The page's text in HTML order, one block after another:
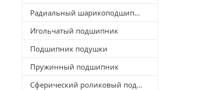
Радиальный шарикоподшипник
Игольчатый подшипник
Подшипник подушки
Пружинный подшипник
Сферический роликовый подшипник